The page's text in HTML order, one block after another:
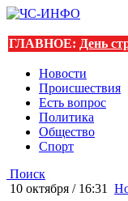
ГЛАВНОЕ: День
Новости
Происшествия
Есть вопрос
Политика
Общество
Спорт
Поиск
10 октября / 16:31